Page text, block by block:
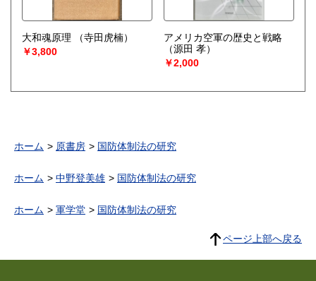
大和魂原理
（寺田虎楠）
￥3,800
アメリカ空軍の歴史と戦略
（源田 孝）
￥2,000
ホーム 原書房 国防体制法の研究
ホーム 中野登美雄 国防体制法の研究
ホーム 軍学堂 国防体制法の研究
ページ上部へ戻る